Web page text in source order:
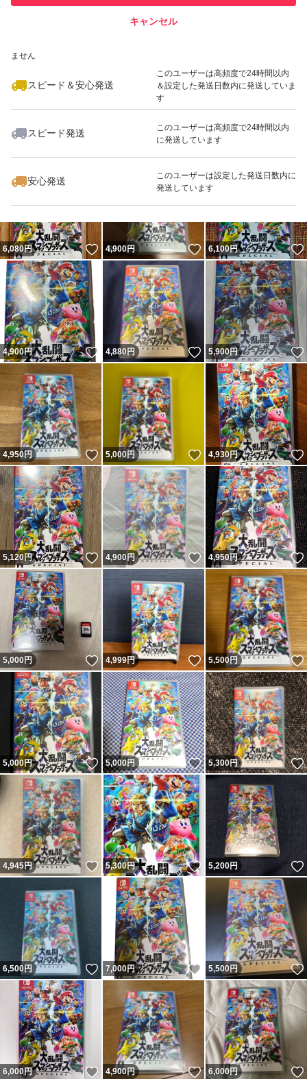
ません
スピード＆安心発送
このユーザーは高頻度で24時間以内
＆設定した発送日数内に発送していま
す
スピード発送
このユーザーは高頻度で24時間以内
に発送しています
安心発送
このユーザーは設定した発送日数内に
発送しています
キャンセル
いいね！
4,880
6,080円 いいね！
4,900円 いいね！
6,100円
4,900円 いいね！
4,880円 いいね！
5,900円
4,950円 いいね！
5,000円 いいね！
4,930円
5,120円 いいね！
4,900円 いいね！
4,950円
5,000円 いいね！
4,999円 いいね！
5,500円
5,000円 いいね！
5,000円 いいね！
5,300円
4,945円 いいね！
5,300円 いいね！
5,200円
6,500円 いいね！
7,000円 いいね！
5,500円
6,000円 いいね！
4,900円 いいね！
6,000円